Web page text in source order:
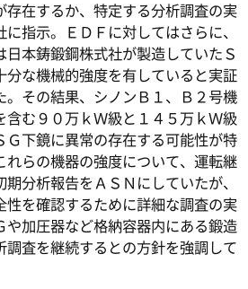
存在するか、特定する分析調査の実
指示。ＥＤＦに対してはさらに、
日本鋳鍛鋼株式社が製造していたＳ
分な機械的強度を有していると実証
。その結果、シノンＢ１、Ｂ２号機
含む９０万ｋＷ級と１４５万ｋＷ級
Ｇ下鏡に異常の存在する可能性が特
れらの機器の強度について、運転継
分析報告をＡＳＮにしていたが、
性を確認するために詳細な調査の実
や加圧器など格納容器内にある鍛造
調査を継続するとの方針を強調して